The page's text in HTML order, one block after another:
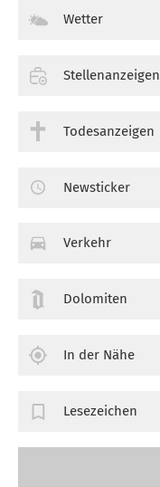
Wetter
Stellenanzeigen
Todesanzeigen
Newsticker
Verkehr
Dolomiten
In der Nähe
Lesezeichen